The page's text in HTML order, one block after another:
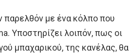
παρελθόν με ένα κόλπο που
Υποστηρίζει λοιπόν, πως οι
μπαχαρικού, της κανέλας, θα